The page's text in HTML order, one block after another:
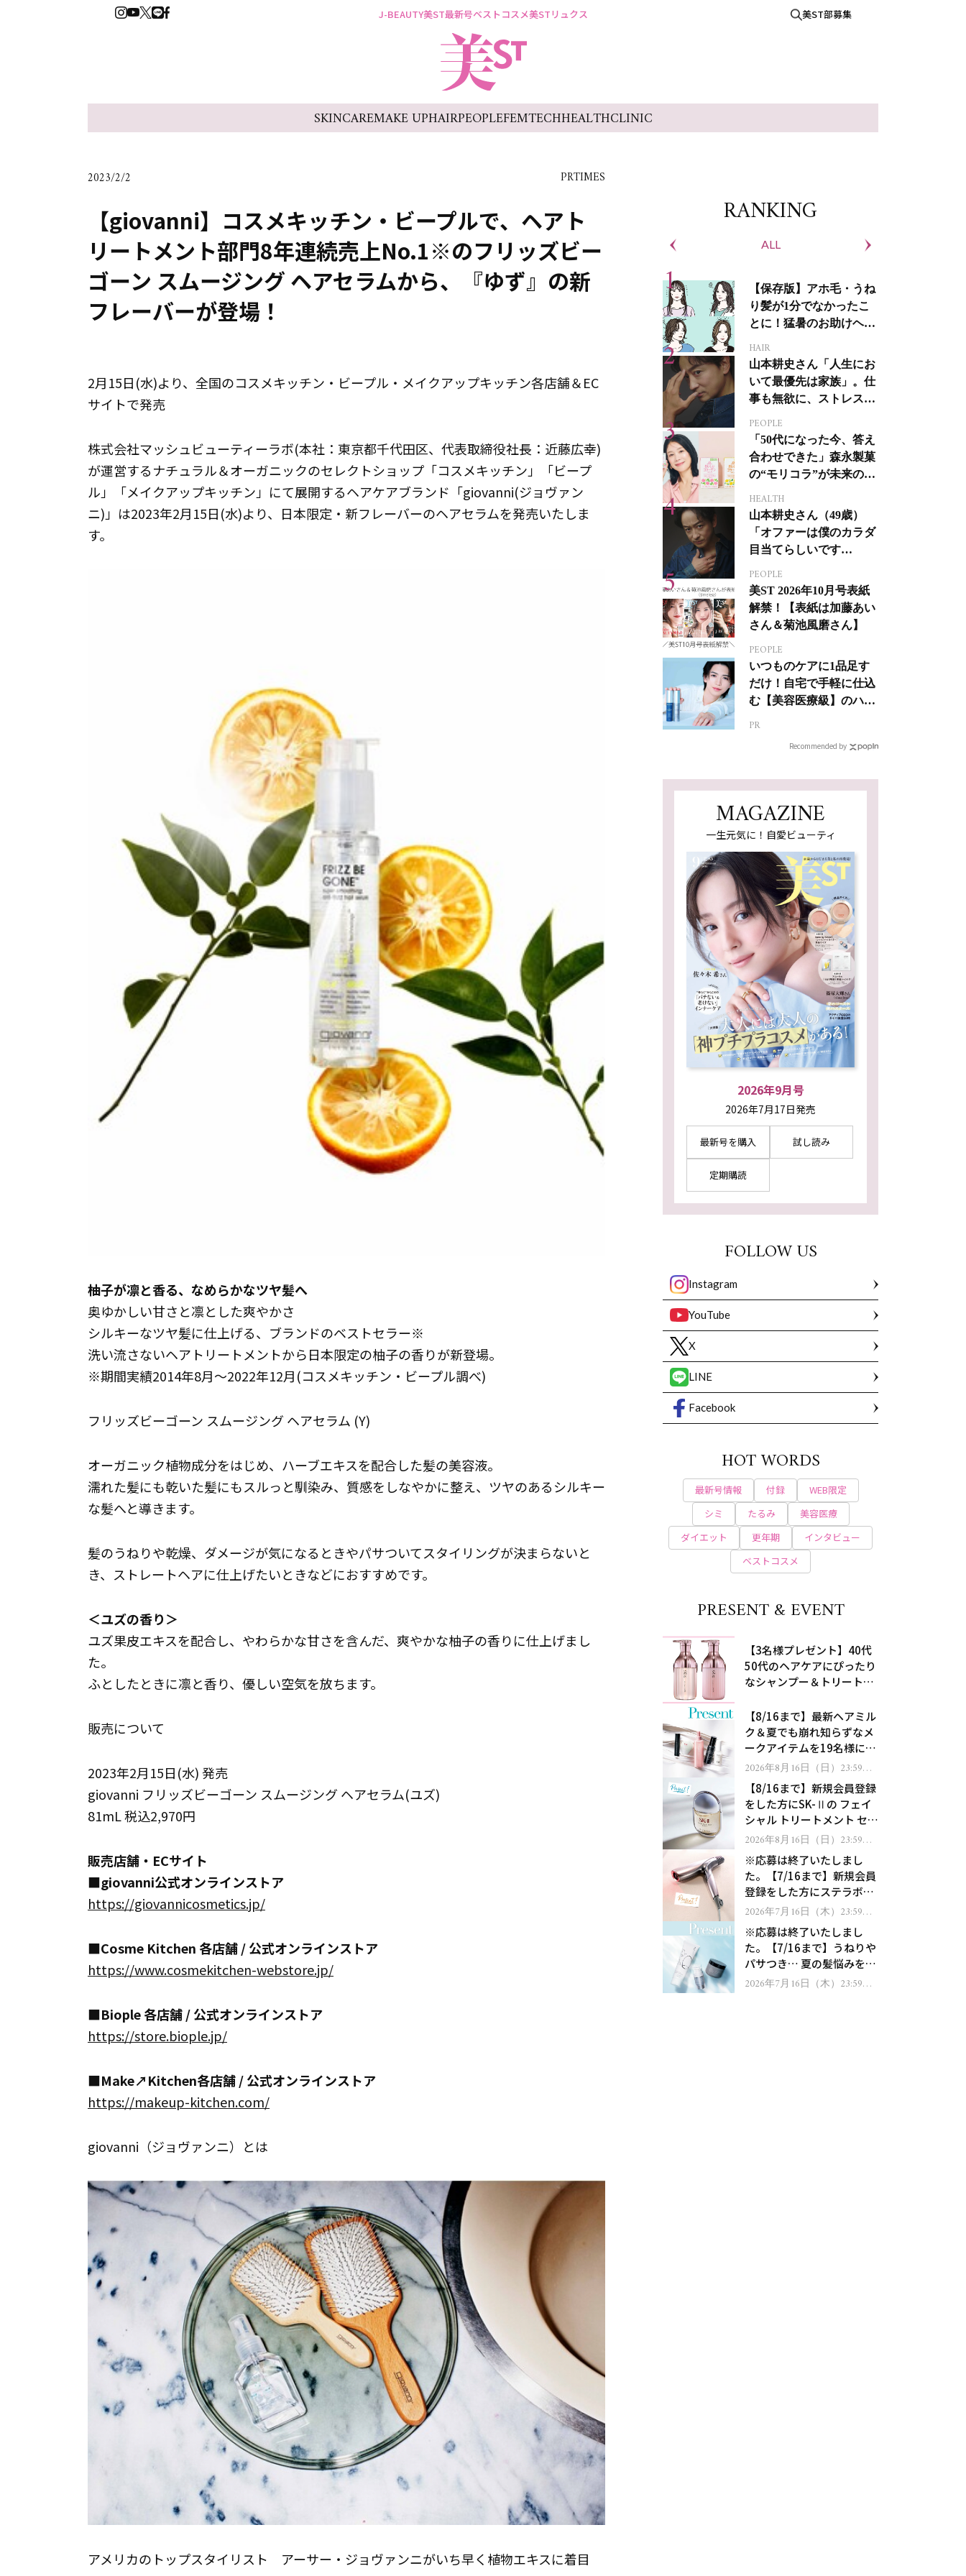
J-BEAUTY美ST最新号ベストコスメ美STリュクス 美ST部募集
SKINCAREMAKE UPHAIRPEOPLEFEMTECHHEALTHCLINIC
2023/2/2 PRTIMES
【giovanni】コスメキッチン・ビープルで、ヘアト
リートメント部門8年連続売上No.1※のフリッズビー
ゴーン スムージング ヘアセラムから、『ゆず』の新
フレーバーが登場！
2月15日(水)より、全国のコスメキッチン・ビープル・メイクアップキッチン各店舗＆EC
サイトで発売
株式会社マッシュビューティーラボ(本社：東京都千代田区、代表取締役社長：近藤広幸)
が運営するナチュラル＆オーガニックのセレクトショップ「コスメキッチン」「ビープ
ル」「メイクアップキッチン」にて展開するヘアケアブランド「giovanni(ジョヴァン
ニ)」は2023年2月15日(水)より、日本限定・新フレーバーのヘアセラムを発売いたしま
す。
柚子が凛と香る、なめらかなツヤ髪へ
奥ゆかしい甘さと凛とした爽やかさ
シルキーなツヤ髪に仕上げる、ブランドのベストセラー※
洗い流さないヘアトリートメントから日本限定の柚子の香りが新登場。
※期間実績2014年8月～2022年12月(コスメキッチン・ビープル調べ)
フリッズビーゴーン スムージング ヘアセラム (Y)
オーガニック植物成分をはじめ、ハーブエキスを配合した髪の美容液。
濡れた髪にも乾いた髪にもスルっと馴染み、質感をしなやかに整え、ツヤのあるシルキー
な髪へと導きます。
髪のうねりや乾燥、ダメージが気になるときやパサついてスタイリングが決まらないと
き、ストレートヘアに仕上げたいときなどにおすすめです。
＜ユズの香り＞
ユズ果皮エキスを配合し、やわらかな甘さを含んだ、爽やかな柚子の香りに仕上げまし
た。
ふとしたときに凛と香り、優しい空気を放ちます。
販売について
2023年2月15日(水) 発売
giovanni フリッズビーゴーン スムージング ヘアセラム(ユズ)
81mL 税込2,970円
販売店舗・ECサイト
■giovanni公式オンラインストア
https://giovannicosmetics.jp/
■Cosme Kitchen 各店舗 / 公式オンラインストア
https://www.cosmekitchen-webstore.jp/
■Biople 各店舗 / 公式オンラインストア
https://store.biople.jp/
■Make↗Kitchen各店舗 / 公式オンラインストア
https://makeup-kitchen.com/
giovanni（ジョヴァンニ）とは
アメリカのトップスタイリスト アーサー・ジョヴァンニがいち早く植物エキスに着目
RANKING
ALL
【保存版】アホ毛・うね
り髪が1分でなかったこ
とに！猛暑のお助けヘア
HAIR
山本耕史さん「人生にお
いて最優先は家族」。仕
事も無欲に、ストレスを
PEOPLE
「50代になった今、答え
合わせできた」森永製菓
の“モリコラ”が未来のキ
HEALTH
山本耕史さん（49歳）
「オファーは僕のカラダ
目当てらしいです
ジカルへの挑戦
PEOPLE
美ST 2026年10月号表紙
解禁！【表紙は加藤あい
さん＆菊池風磨さん】
PEOPLE
いつものケアに1品足す
だけ！自宅で手軽に仕込
む【美容医療級】のハリ
PR
Recommended by
MAGAZINE
一生元気に！自愛ビューティ
2026年9月号
2026年7月17日発売
最新号を購入 試し読み
定期購読
FOLLOW US
Instagram
YouTube
X
LINE
Facebook
HOT WORDS
最新号情報 付録
WEB限定
シミ
たるみ
美容医療
ダイエット
更年期
インタビュー
ベストコスメ
PRESENT & EVENT
【3名様プレゼント】40代
50代のヘアケアにぴったり
なシャンプー＆トリートメ
処！
【8/16まで】最新ヘアミル
ク＆夏でも崩れ知らずなメ
ークアイテムを19名様にプ
レゼント！
2026年8月16日（日）23:59ま
で【8/16まで】新規会員登録
をした方にSK-Ⅱの フェイ
シャル トリートメント セラ
ムをプレゼント！
2026年8月16日（日）23:59ま
※応募は終了いたしまし
た。【7/16まで】新規会員
登録をした方にステラボー
テのシャインリバース ヘア
ゼント！
2026年7月16日（木）23:59ま
※応募は終了いたしまし
た。【7/16まで】うねりや
パサつき… 夏の髪悩みを解
消するヘアケアアイテムを
2026年7月16日（木）23:59ま